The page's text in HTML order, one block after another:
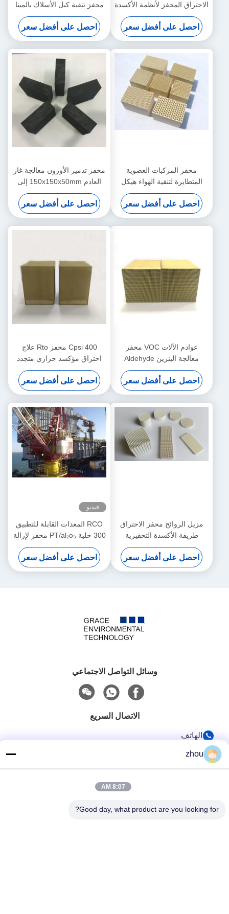
الاحتراق المحفز لأنظمة الأكسدة
التحفيزية
احصل على أفضل سعر
محفز تنقية كبل الأسلاك بالمينا
صناعة ماكينات الأسلاك
احصل على أفضل سعر
محفز المركبات العضوية
المتطايرة لتنقية الهواء هيكل
قرص العسل مسامية عالية
احصل على أفضل سعر
محفز تدمير الأوزون معالجة غاز
العادم 150x150x50mm إلى
300mm
احصل على أفضل سعر
عوادم الآلات VOC محفز
معالجة البنزين Aldehyde
Alkane 100x100x50mm
احصل على أفضل سعر
400 Cpsi محفز Rto علاج
احتراق مؤكسد حراري متجدد
تدفق صغير
احصل على أفضل سعر
مزيل الروائح محفز الاحتراق
طريقة الأكسدة التحفيزية
احصل على أفضل سعر
فيديو
RCO المعدات القابلة للتطبيق
300 خلية PT/al₂o₃ محفز لإزالة
المركبات العضوية المتطايرة
احصل على أفضل سعر
وسائل التواصل الاجتماعي
الاتصال السريع
الهاتف
عنوان
zhou
8:07 AM
Good day, what product are you looking for?